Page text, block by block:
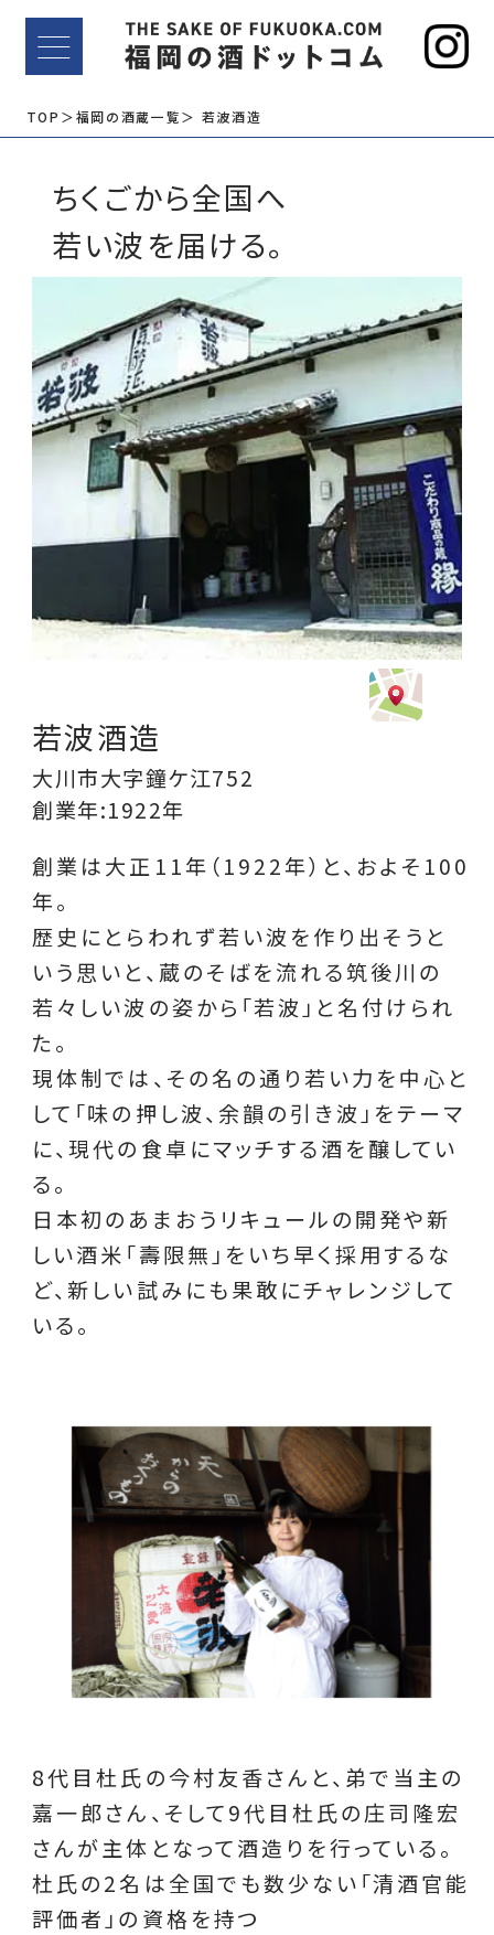
TOP ＞福岡の酒蔵一覧＞ 若波酒造
ちくごから全国へ
若い波を届ける。
若波酒造
大川市大字鐘ケ江752
創業年:1922年
創業は大正11年（1922年）と、およそ100
年。
歴史にとらわれず若い波を作り出そうと
いう思いと、蔵のそばを流れる筑後川の
若々しい波の姿から「若波」と名付けられ
た。
現体制では、その名の通り若い力を中心と
して「味の押し波、余韻の引き波」をテーマ
に、現代の食卓にマッチする酒を醸してい
る。
日本初のあまおうリキュールの開発や新
しい酒米「壽限無」をいち早く採用するな
ど、新しい試みにも果敢にチャレンジして
いる。
8代目杜氏の今村友香さんと、弟で当主の
嘉一郎さん、そして9代目杜氏の庄司隆宏
さんが主体となって酒造りを行っている。
杜氏の2名は全国でも数少ない「清酒官能
評価者」の資格を持つ